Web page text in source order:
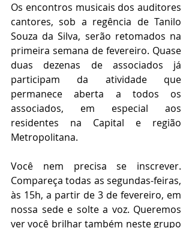
Os encontros musicais dos auditores
cantores, sob a regência de Tanilo
Souza da Silva, serão retomados na
primeira semana de fevereiro. Quase
duas dezenas de associados já
participam da atividade que
permanece aberta a todos os
associados, em especial aos
residentes na Capital e região
Metropolitana.
Você nem precisa se inscrever.
Compareça todas as segundas-feiras,
às 15h, a partir de 3 de fevereiro, em
nossa sede e solte a voz. Queremos
ver você brilhar também neste grupo